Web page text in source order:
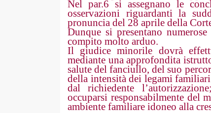
Nel par.6 si assegnano le
osservazioni riguardanti la
pronuncia del 28 aprile della
Dunque si presentano
compito molto arduo.
Il giudice minorile dovrà
mediante una approfondita
salute del fanciullo, del suo
della intensità dei legami
dal richiedente
occuparsi responsabilmente del
ambiente familiare idoneo alla